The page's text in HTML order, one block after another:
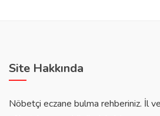
Site Hakkında
Nöbetçi eczane bulma rehberiniz. İl